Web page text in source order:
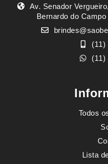
Av. Senador
Bernardo do
(11)
(11)
Todos
Lista